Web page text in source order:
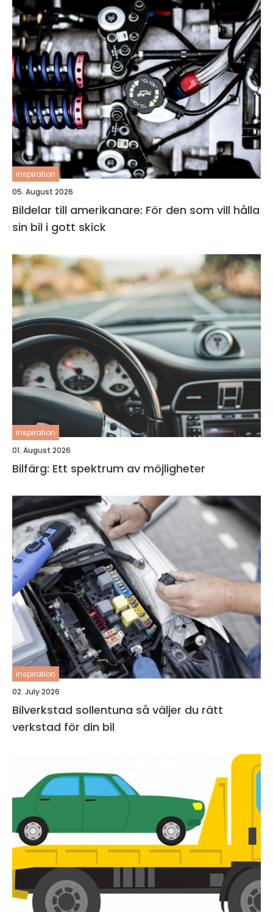
inspiration
05. August 2026
Bildelar till amerikanare: För den som vill hålla
sin bil i gott skick
inspiration
01. August 2026
Bilfärg: Ett spektrum av möjligheter
inspiration
02. July 2026
Bilverkstad sollentuna så väljer du rätt
verkstad för din bil